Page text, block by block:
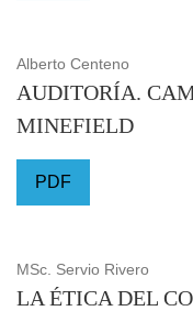
Alberto Centeno
AUDITORÍA.
MINEFIELD
PDF
MSc. Servio Rivero
LA ÉTICA DEL